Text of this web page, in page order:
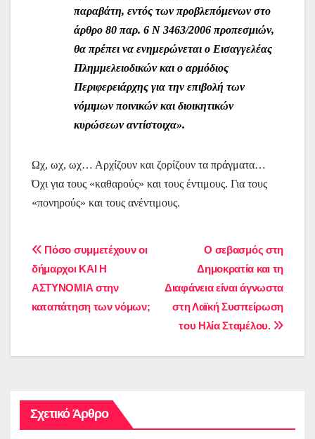
παραβάτη, εντός των προβλεπόμενων στο
άρθρο 80 παρ. 6 Ν 3463/2006 προπεσμιών,
θα πρέπει να ενημερώνεται ο Εισαγγελέας
Πλημμελειοδικών και ο αρμόδιος
Περιφερειάρχης για την επιβολή των
νόμιμων ποινικών και διοικητικών
κυρώσεων αντίστοιχα».
Ωχ, ωχ, ωχ… Αρχίζουν και ζορίζουν τα πράγματα…
Όχι για τους «καθαρούς» και τους έντιμους. Για τους
«πονηρούς» και τους ανέντιμους.
Πλοήγηση
άρθρων
Ο σεβασμός στη
Δημοκρατία και τη
Διαφάνεια είναι άγνωστα
στη Λαϊκή Συσπείρωση
του Ηλία Σταμέλου.
Πόσο συμμετέχουν οι
δήμαρχοι ΚΑΙ Η
ΑΣΤΥΝΟΜΙΑ στην
καταπάτηση των νόμων;
Σχετικό Άρθρο